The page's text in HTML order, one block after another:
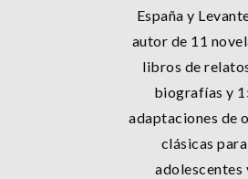
España y
autor de 11
libros de
biografías y
adaptaciones de
clásicas para
adolescentes